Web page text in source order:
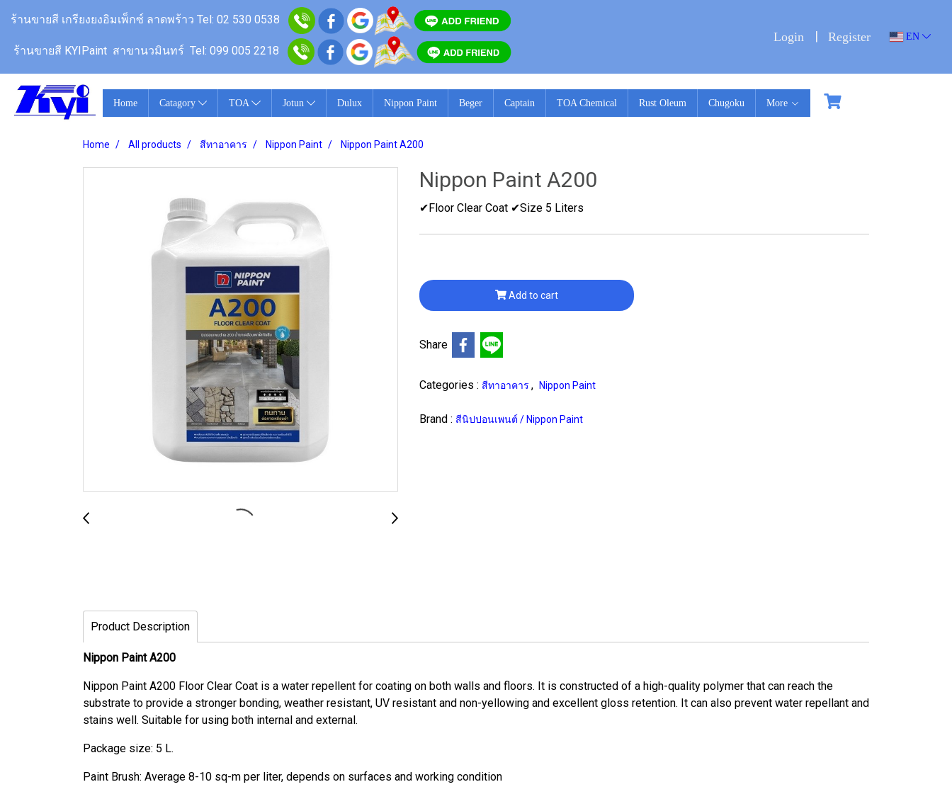
ร้านขายสี เกรียงยงอิมเพ็กซ์ ลาดพร้าว Tel: 02 530 0538
ร้านขายสี KYIPaint สาขานวมินทร์ Tel: 099 005 2218
Login Register EN
Home Catagory TOA Jotun Dulux Nippon Paint Beger Captain TOA Chemical Rust Oleum Chugoku More
Home All products สีทาอาคาร Nippon Paint Nippon Paint A200
Nippon Paint A200
✔Floor Clear Coat ✔Size 5 Liters
Add to cart
Share
Categories : สีทาอาคาร , Nippon Paint
Brand : สีนิปปอนเพนต์ / Nippon Paint
Product Description
Nippon Paint A200
Nippon Paint A200 Floor Clear Coat is a water repellent for coating on both walls and floors. It is constructed of a high-quality polymer that can reach the
substrate to provide a stronger bonding, weather resistant, UV resistant and non-yellowing and excellent gloss retention. It can also prevent water repellant and
stains well. Suitable for using both internal and external.
Package size: 5 L.
Paint Brush: Average 8-10 sq-m per liter, depends on surfaces and working condition